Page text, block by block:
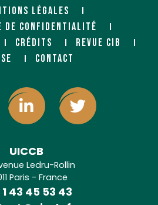
LÉGALES
DE CONFIDENTIALITÉ
CRÉDITS
REVUE CIB
CONTACT
UICCB
Ledru-Rollin
Paris - France
1 43 45 53 43